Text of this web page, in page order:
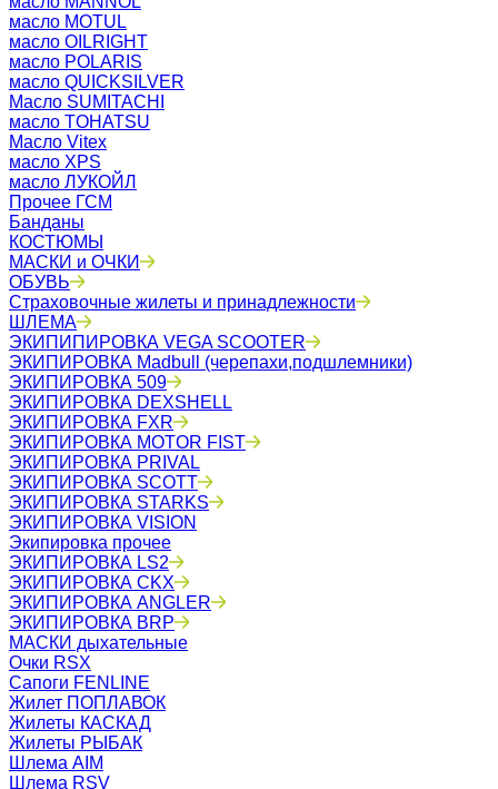
масло MOTUL
масло OILRIGHT
масло POLARIS
масло QUICKSILVER
Масло SUMITACHI
масло TOHATSU
Масло Vitex
масло XPS
масло ЛУКОЙЛ
Прочее ГСМ
Банданы
КОСТЮМЫ
МАСКИ и ОЧКИ
ОБУВЬ
Страховочные жилеты и принадлежности
ШЛЕМА
ЭКИПИПИРОВКА VEGA SCOOTER
ЭКИПИРОВКА Madbull (черепахи,подшлемники)
ЭКИПИРОВКА 509
ЭКИПИРОВКА DEXSHELL
ЭКИПИРОВКА FXR
ЭКИПИРОВКА MOTOR FIST
ЭКИПИРОВКА PRIVAL
ЭКИПИРОВКА SCOTT
ЭКИПИРОВКА STARKS
ЭКИПИРОВКА VISION
Экипировка прочее
ЭКИПИРОВКА LS2
ЭКИПИРОВКА CKX
ЭКИПИРОВКА ANGLER
ЭКИПИРОВКА BRP
МАСКИ дыхательные
Очки RSX
Сапоги FENLINE
Жилет ПОПЛАВОК
Жилеты КАСКАД
Жилеты РЫБАК
Шлема AIM
Шлема RSV